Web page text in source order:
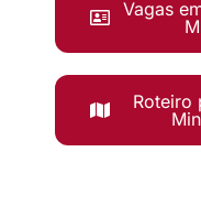
Vagas
Roteiro